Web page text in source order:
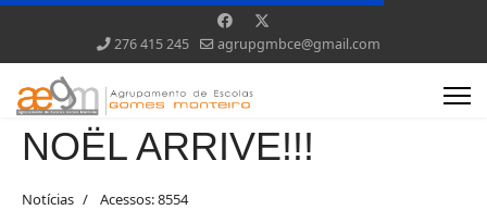
276 415 245 agrupgmbce@gmail.com
NOËL ARRIVE!!!
Notícias Acessos: 8554